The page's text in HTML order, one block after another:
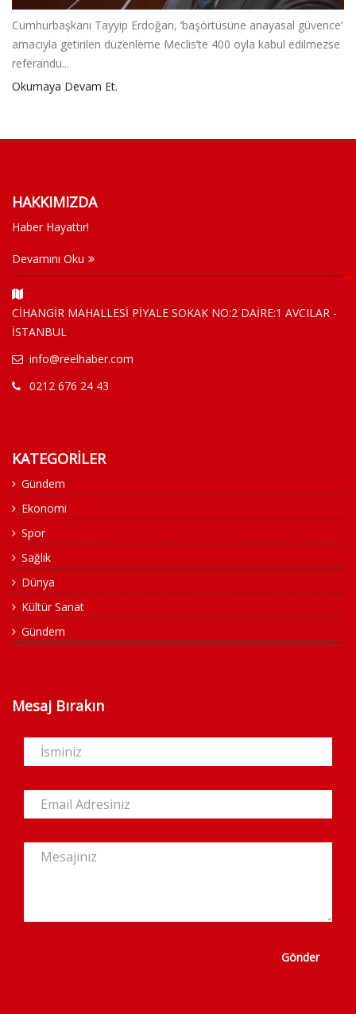
Cumhurbaşkanı Tayyip Erdoğan, ‘başörtüsüne anayasal güvence’
amacıyla getirilen düzenleme Meclis’te 400 oyla kabul edilmezse
referandu...
Okumaya Devam Et.
HAKKIMIZDA
Haber Hayattır!
Devamını Oku
CİHANGİR MAHALLESİ PİYALE SOKAK NO:2 DAİRE:1 AVCILAR -
İSTANBUL
info@reelhaber.com
0212 676 24 43
KATEGORİLER
Gündem
Ekonomi
Spor
Sağlık
Dünya
Kültür Sanat
Gündem
Mesaj Bırakın
Gönder